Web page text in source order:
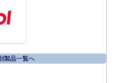
製品一覧へ